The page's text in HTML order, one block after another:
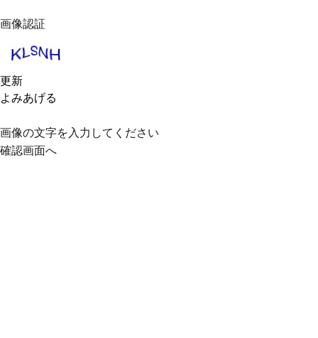
画像認証
更新
よみあげる
画像の文字を入力してください